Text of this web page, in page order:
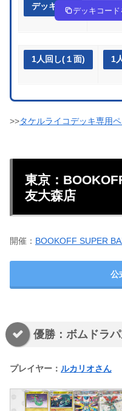
デッキ作成 デッキコード
1人回し(１面) 1
>>タケルライコデッキ専用
東京：
友大森店
開催： BOOKOFF SUPER
公
優勝：ボムドラパ
プレイヤー： ルカリオさん